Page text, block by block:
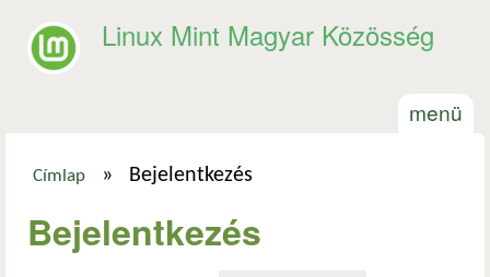
Linux Mint Magyar Közösség
menü
Címlap » Bejelentkezés
Bejelentkezés